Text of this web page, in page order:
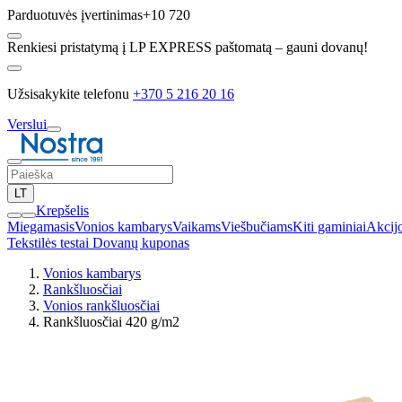
Parduotuvės įvertinimas+10 720
Renkiesi pristatymą į LP EXPRESS paštomatą – gauni dovanų!
Užsisakykite telefonu +370 5 216 20 16
Verslui
LT
Krepšelis
MiegamasisVonios kambarysVaikamsViešbučiamsKiti gaminiai
Tekstilės testai Dovanų kuponas
Vonios kambarys
Rankšluosčiai
Vonios rankšluosčiai
Rankšluosčiai 420 g/m2